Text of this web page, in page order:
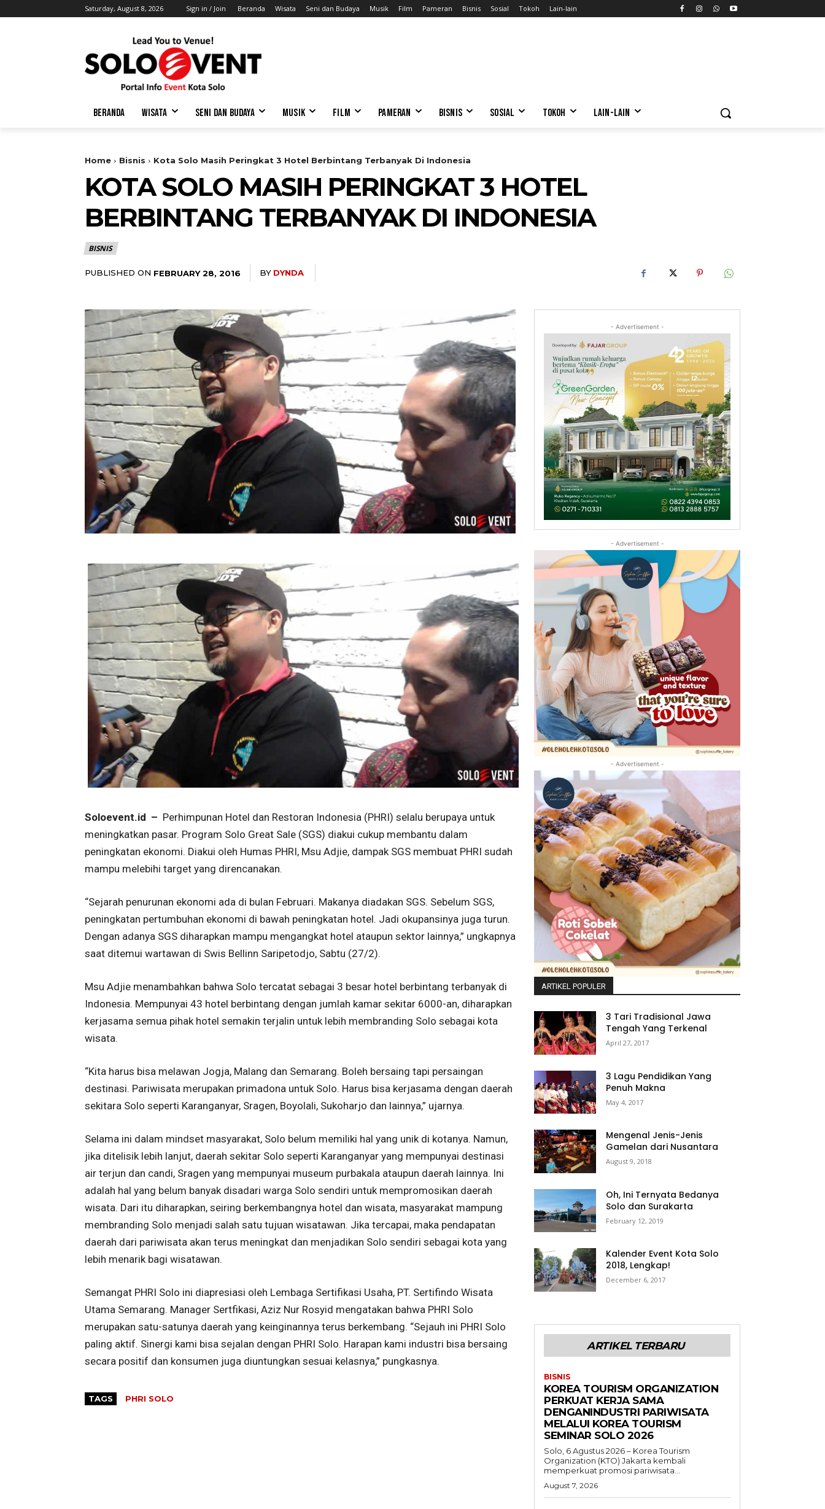
Saturday, August 8, 2026 Sign in / Join Beranda Wisata Seni dan Budaya Musik Film Pameran Bisnis Sosial Tokoh Lain-lain
BERANDA WISATA SENI DAN BUDAYA MUSIK FILM PAMERAN BISNIS SOSIAL TOKOH LAIN-LAIN
Home Bisnis Kota Solo Masih Peringkat 3 Hotel Berbintang Terbanyak Di Indonesia
KOTA SOLO MASIH PERINGKAT 3 HOTEL
BERBINTANG TERBANYAK DI INDONESIA
BISNIS
PUBLISHED ON FEBRUARY 28, 2016 BY DYNDA
- Advertisement -
Soloevent.id – Perhimpunan Hotel dan Restoran Indonesia (PHRI) selalu berupaya untuk
meningkatkan pasar. Program Solo Great Sale (SGS) diakui cukup membantu dalam
peningkatan ekonomi. Diakui oleh Humas PHRI, Msu Adjie, dampak SGS membuat PHRI sudah
mampu melebihi target yang direncanakan.
“Sejarah penurunan ekonomi ada di bulan Februari. Makanya diadakan SGS. Sebelum SGS,
peningkatan pertumbuhan ekonomi di bawah peningkatan hotel. Jadi okupansinya juga turun.
Dengan adanya SGS diharapkan mampu mengangkat hotel ataupun sektor lainnya,” ungkapnya
saat ditemui wartawan di Swis Bellinn Saripetodjo, Sabtu (27/2).
Msu Adjie menambahkan bahwa Solo tercatat sebagai 3 besar hotel berbintang terbanyak di
Indonesia. Mempunyai 43 hotel berbintang dengan jumlah kamar sekitar 6000-an, diharapkan
kerjasama semua pihak hotel semakin terjalin untuk lebih membranding Solo sebagai kota
wisata.
“Kita harus bisa melawan Jogja, Malang dan Semarang. Boleh bersaing tapi persaingan
destinasi. Pariwisata merupakan primadona untuk Solo. Harus bisa kerjasama dengan daerah
sekitara Solo seperti Karanganyar, Sragen, Boyolali, Sukoharjo dan lainnya,” ujarnya.
Selama ini dalam mindset masyarakat, Solo belum memiliki hal yang unik di kotanya. Namun,
jika ditelisik lebih lanjut, daerah sekitar Solo seperti Karanganyar yang mempunyai destinasi
air terjun dan candi, Sragen yang mempunyai museum purbakala ataupun daerah lainnya. Ini
adalah hal yang belum banyak disadari warga Solo sendiri untuk mempromosikan daerah
wisata. Dari itu diharapkan, seiring berkembangnya hotel dan wisata, masyarakat mampung
membranding Solo menjadi salah satu tujuan wisatawan. Jika tercapai, maka pendapatan
daerah dari pariwisata akan terus meningkat dan menjadikan Solo sendiri sebagai kota yang
lebih menarik bagi wisatawan.
Semangat PHRI Solo ini diapresiasi oleh Lembaga Sertifikasi Usaha, PT. Sertifindo Wisata
Utama Semarang. Manager Sertfikasi, Aziz Nur Rosyid mengatakan bahwa PHRI Solo
merupakan satu-satunya daerah yang keinginannya terus berkembang. “Sejauh ini PHRI Solo
paling aktif. Sinergi kami bisa sejalan dengan PHRI Solo. Harapan kami industri bisa bersaing
secara positif dan konsumen juga diuntungkan sesuai kelasnya,” pungkasnya.
TAGS PHRI SOLO
- Advertisement -
- Advertisement -
ARTIKEL POPULER
3 Tari Tradisional Jawa
Tengah Yang Terkenal
April 27, 2017
3 Lagu Pendidikan Yang
Penuh Makna
May 4, 2017
Mengenal Jenis-Jenis
Gamelan dari Nusantara
August 9, 2018
Oh, Ini Ternyata Bedanya
Solo dan Surakarta
February 12, 2019
Kalender Event Kota Solo
2018, Lengkap!
December 6, 2017
ARTIKEL TERBARU
BISNIS
KOREA TOURISM ORGANIZATION
PERKUAT KERJA SAMA
DENGANINDUSTRI PARIWISATA
MELALUI KOREA TOURISM
SEMINAR SOLO 2026
Solo, 6 Agustus 2026 – Korea Tourism
Organization (KTO) Jakarta kembali
memperkuat promosi pariwisata...
August 7, 2026